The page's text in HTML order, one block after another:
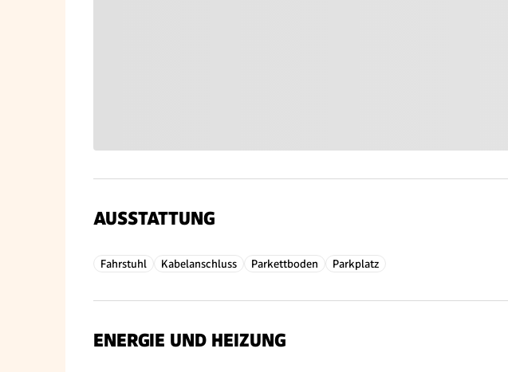
AUSSTATTUNG
Fahrstuhl Kabelanschluss Parkettboden Parkplatz
ENERGIE UND HEIZUNG